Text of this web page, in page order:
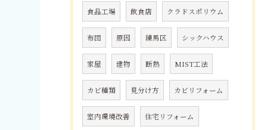
食品工場 飲食店 クラドスポリウム
布団 原因 練馬区 シックハウス
家屋 建物 断熱 MIST工法
カビ種類 見分け方 カビリフォーム
室内環境改善 住宅リフォーム